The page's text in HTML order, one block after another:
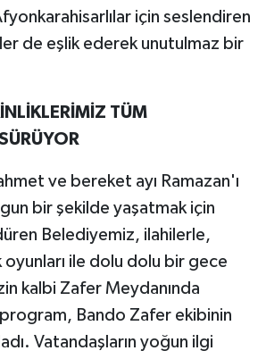
için seslendiren
de eşlik ederek unutulmaz bir
TÜM
ve bereket ayı Ramazan'ı
bir şekilde yaşatmak için
Belediyemiz, ilahilerle,
oyunları ile dolu dolu bir gece
kalbi Zafer Meydanında
Bando Zafer ekibinin
Vatandaşların yoğun ilgi